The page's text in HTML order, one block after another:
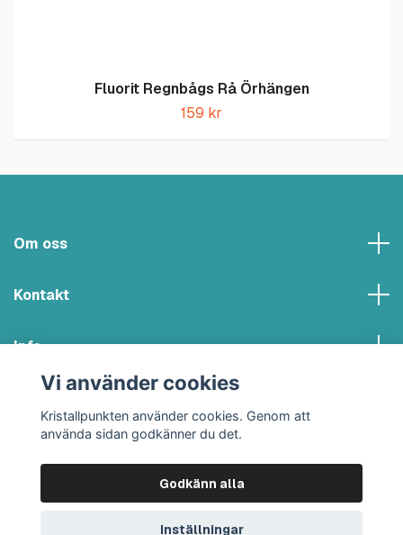
Fluorit Regnbågs Rå Örhängen
159 kr
Om oss
Kontakt
Info
© 2026 Kristallpunkten
Vi använder cookies
Kristallpunkten använder cookies. Genom att
använda sidan godkänner du det.
Godkänn alla
Inställningar